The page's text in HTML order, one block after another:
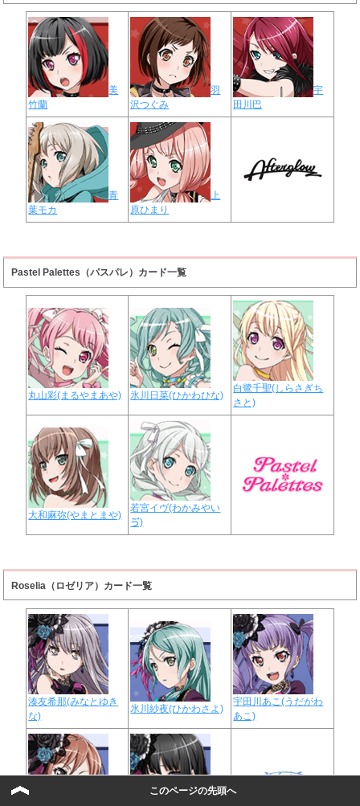
美
竹蘭
羽
沢つぐみ
宇
田川巴
青
葉モカ
上
原ひまり
Pastel Palettes（パスパレ）カード一覧
丸山彩(まるやまあや) 氷川日菜(ひかわひな)
白鷺千聖(しらさぎち
さと)
大和麻弥(やまとまや)
若宮イヴ(わかみやい
ゔ)
Roselia（ロゼリア）カード一覧
湊友希那(みなとゆき
な)
氷川紗夜(ひかわさよ)
宇田川あこ(うだがわ
あこ)
このページの先頭へ